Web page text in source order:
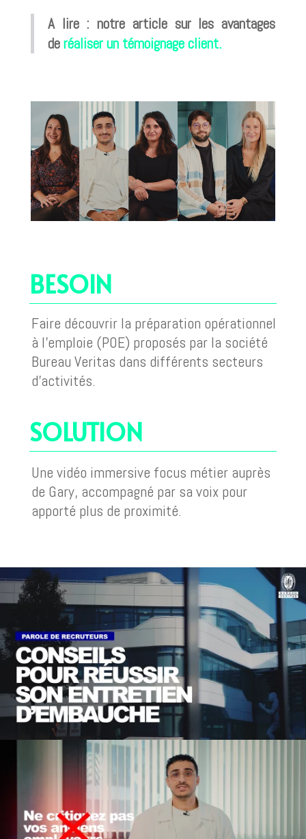
A lire : notre article sur les avantages
deréaliser un témoignage client.
BESOIN
Faire découvrir la préparation opérationnel
à l’emploie (POE) proposés par la société
Bureau Veritas dans différents secteurs
d’activités.
SOLUTION
Une vidéo immersive focus métier auprès
de Gary, accompagné par sa voix pour
apporté plus de proximité.